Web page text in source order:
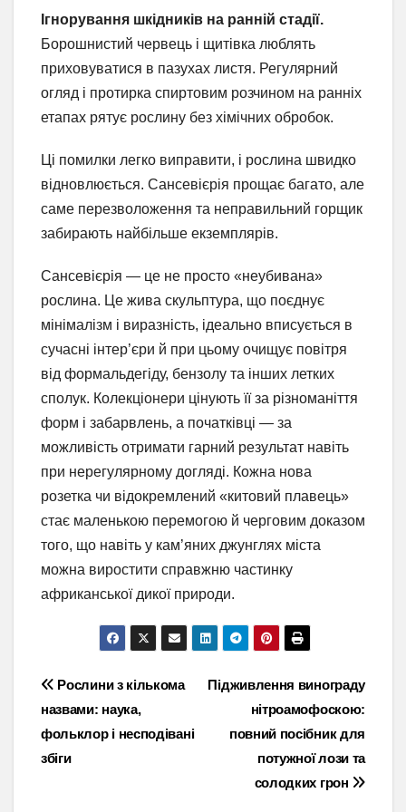
Ігнорування шкідників на ранній стадії.
Борошнистий червець і щитівка люблять
приховуватися в пазухах листя. Регулярний
огляд і протирка спиртовим розчином на ранніх
етапах рятує рослину без хімічних обробок.
Ці помилки легко виправити, і рослина швидко
відновлюється. Сансевієрія прощає багато, але
саме перезволоження та неправильний горщик
забирають найбільше екземплярів.
Сансевієрія — це не просто «неубивана»
рослина. Це жива скульптура, що поєднує
мінімалізм і виразність, ідеально вписується в
сучасні інтер’єри й при цьому очищує повітря
від формальдегіду, бензолу та інших летких
сполук. Колекціонери цінують її за різноманіття
форм і забарвлень, а початківці — за
можливість отримати гарний результат навіть
при нерегулярному догляді. Кожна нова
розетка чи відокремлений «китовий плавець»
стає маленькою перемогою й черговим доказом
того, що навіть у кам’яних джунглях міста
можна виростити справжню частинку
африканської дикої природи.
Навігація
записів
Підживлення винограду
нітроамофоскою:
повний посібник для
потужної лози та
солодких грон
Рослини з кількома
назвами: наука,
фольклор і несподівані
збіги